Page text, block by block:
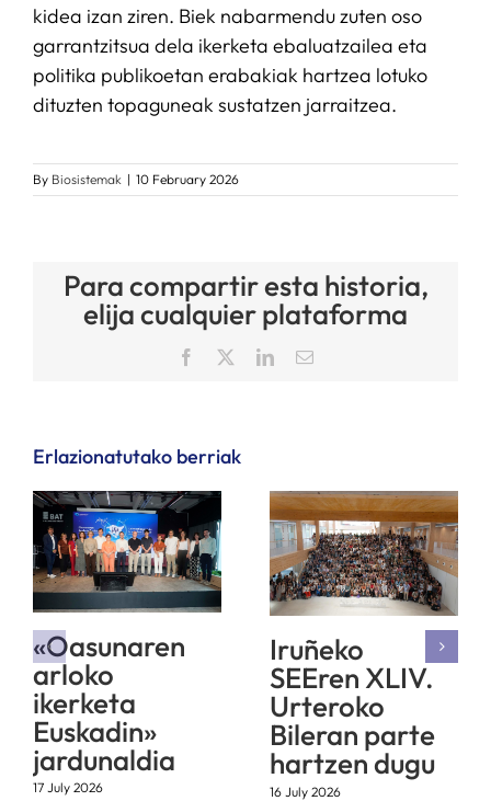
kidea izan ziren. Biek nabarmendu zuten oso
garrantzitsua dela ikerketa ebaluatzailea eta
politika publikoetan erabakiak hartzea lotuko
dituzten topaguneak sustatzen jarraitzea.
By Biosistemak | 10 February 2026
Para compartir esta historia,
elija cualquier plataforma
Facebook LinkedInEmail
Erlazionatutako berriak
«Oasunaren
arloko
ikerketa
Euskadin»
jardunaldia
17 July 2026
Iruñeko
SEEren XLIV.
Urteroko
Bileran parte
hartzen dugu
16 July 2026